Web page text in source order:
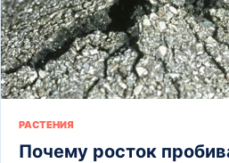
РАСТЕНИЯ
Почему росток